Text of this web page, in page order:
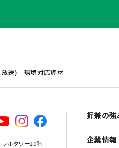
送)｜環境対応資材
ルタワー20階
折兼の強
企業情報